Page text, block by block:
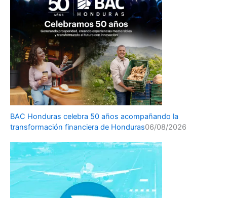
BAC Honduras celebra 50 años acompañando la
transformación financiera de Honduras06/08/2026